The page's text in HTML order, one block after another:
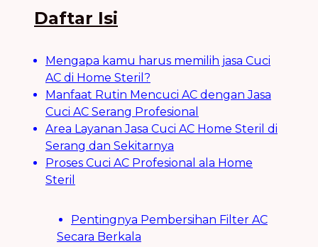
Daftar Isi
Mengapa kamu harus memilih jasa Cuci
AC di Home Steril?
Manfaat Rutin Mencuci AC dengan Jasa
Cuci AC Serang Profesional
Area Layanan Jasa Cuci AC Home Steril di
Serang dan Sekitarnya
Proses Cuci AC Profesional ala Home
Steril
Pentingnya Pembersihan Filter AC
Secara Berkala